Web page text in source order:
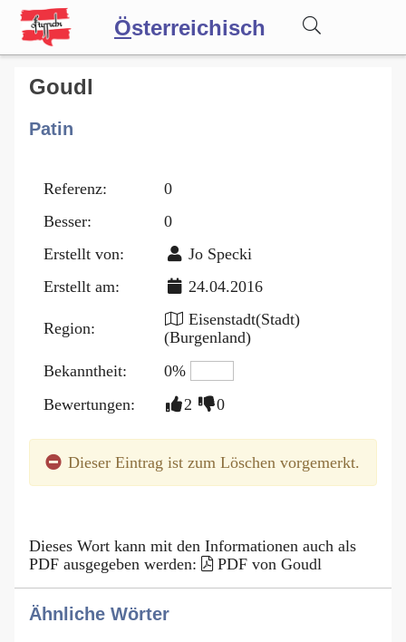
Österreichisch
Wörterbuch
Forum
Blog
Goudl
Patin
Referenz:
0
Besser:
0
Erstellt von:
Jo Specki
Erstellt am:
24.04.2016
Region:
Eisenstadt(Stadt)
(Burgenland)
Bekanntheit:
0%
Bewertungen:
2 0
Dieser Eintrag ist zum Löschen vorgemerkt.
Dieses Wort kann mit den Informationen auch als
PDF ausgegeben werden:
PDF von Goudl
Ähnliche Wörter